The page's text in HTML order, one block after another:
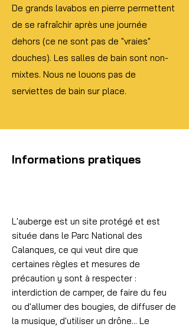
De grands lavabos en pierre permettent
de se rafraîchir après une journée
dehors (ce ne sont pas de "vraies"
douches). Les salles de bain sont non-
mixtes. Nous ne louons pas de
serviettes de bain sur place.
Informations pratiques
L'auberge est un site protégé et est
située dans le Parc National des
Calanques, ce qui veut dire que
certaines règles et mesures de
précaution y sont à respecter :
interdiction de camper, de faire du feu
ou d'allumer des bougies, de diffuser de
la musique, d'utiliser un drône... Le